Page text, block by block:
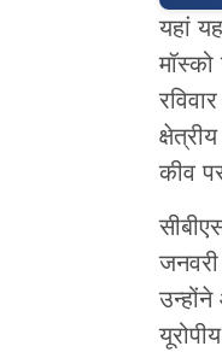
यहां
कीव